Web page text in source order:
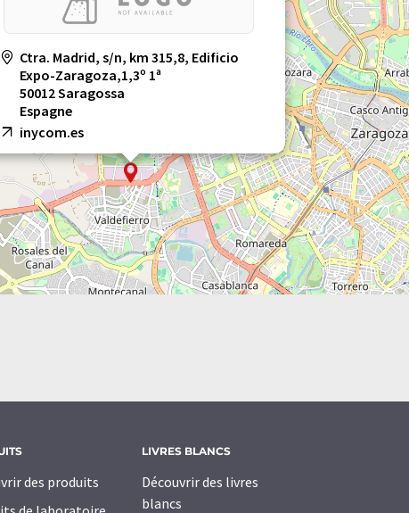
Ctra. Madrid, s/n, km 315,8, Edificio
Expo-Zaragoza,1,3º 1ª
50012 Saragossa
Espagne
inycom.es
des produits
LIVRES BLANCS
Découvrir des livres
blancs